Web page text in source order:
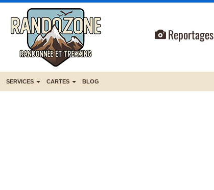
Reportages
SERVICES CARTES BLOG